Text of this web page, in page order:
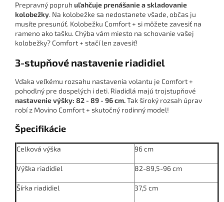
Prepravný popruh uľahčuje prenášanie a skladovanie
kolobežky. Na kolobežke sa nedostanete všade, občas ju
musíte presunúť. Kolobežku Comfort + si môžete zavesiť na
rameno ako tašku. Chýba vám miesto na schovanie vašej
kolobežky? Comfort + stačí len zavesiť!
3-stupňové nastavenie riadidiel
Vďaka veľkému rozsahu nastavenia volantu je Comfort +
pohodlný pre dospelých i deti. Riadidlá majú trojstupňové
nastavenie výšky: 82 - 89 - 96 cm.Tak široký rozsah úprav
robí z Movino Comfort + skutočný rodinný model!
Špecifikácie
Celková výška 96 cm
Výška riadidiel 82-89,5-96 cm
Šírka riadidiel 37,5 cm